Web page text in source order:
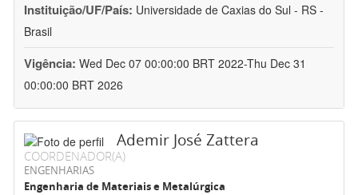
Instituição/UF/País: Universidade de Caxias do Sul - RS -
Brasil
Vigência: Wed Dec 07 00:00:00 BRT 2022-Thu Dec 31
00:00:00 BRT 2026
Ademir José Zattera
COORDENADOR(A)
ENGENHARIAS
Engenharia de Materiais e Metalúrgica